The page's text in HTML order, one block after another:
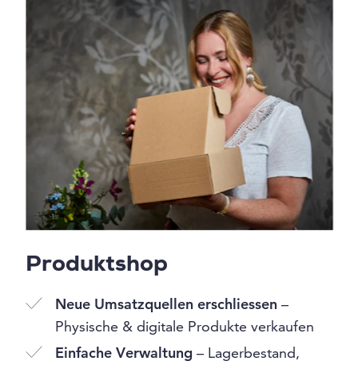
Produktshop
Neue Umsatzquellen erschliessen –
Physische & digitale Produkte verkaufen
Einfache Verwaltung – Lagerbestand,